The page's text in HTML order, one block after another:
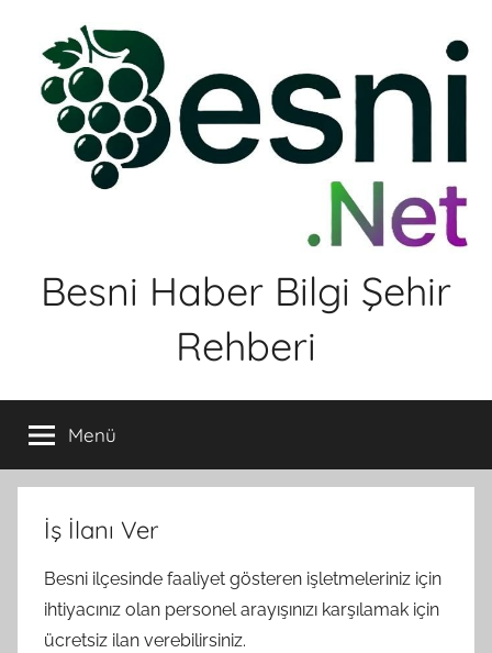
Besni Haber Bilgi Şehir
Rehberi
Menü
İş İlanı Ver
Besni ilçesinde faaliyet gösteren işletmeleriniz için
ihtiyacınız olan personel arayışınızı karşılamak için
ücretsiz ilan verebilirsiniz.